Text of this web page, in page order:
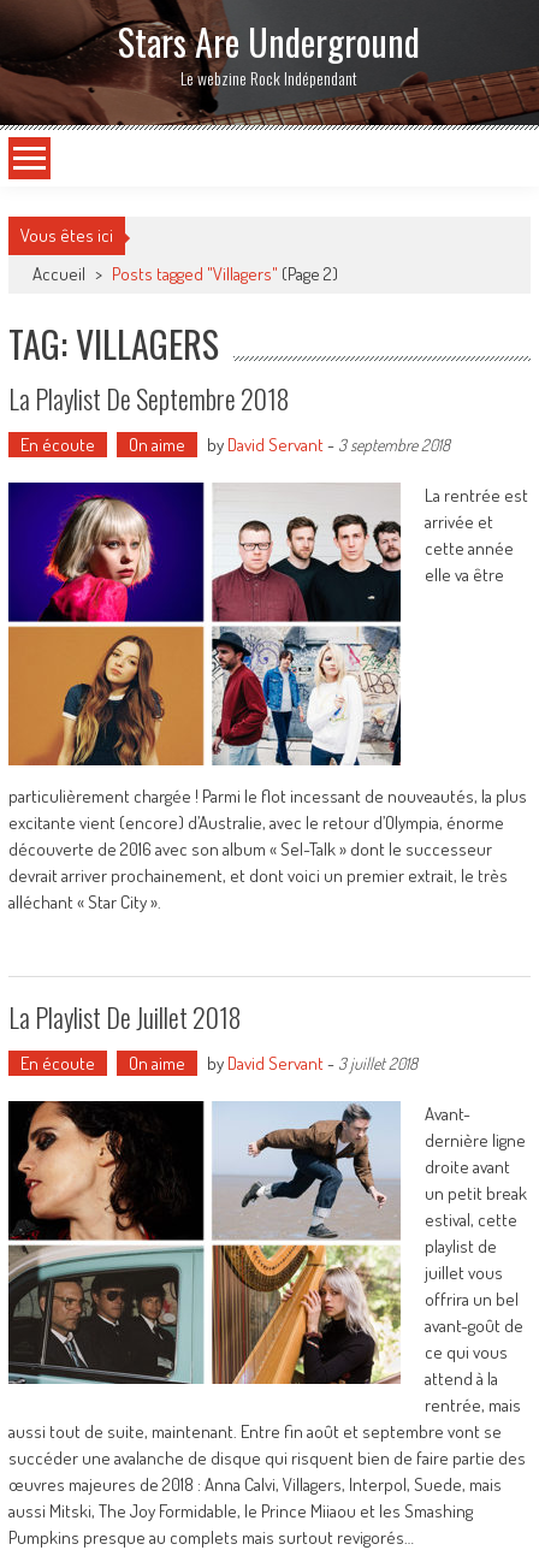
Stars Are Underground
Le webzine Rock Indépendant
Vous êtes ici
Accueil > Posts tagged "Villagers" (Page 2)
TAG: VILLAGERS
La Playlist De Septembre 2018
En écoute On aime by David Servant- 3 septembre 2018
La rentrée est
arrivée et
cette année
elle va être
particulièrement chargée ! Parmi le flot incessant de nouveautés, la plus
excitante vient (encore) d’Australie, avec le retour d’Olympia, énorme
découverte de 2016 avec son album « Sel-Talk » dont le successeur
devrait arriver prochainement, et dont voici un premier extrait, le très
alléchant « Star City ».
La Playlist De Juillet 2018
En écoute On aime by David Servant- 3 juillet 2018
Avant-
dernière ligne
droite avant
un petit break
estival, cette
playlist de
juillet vous
offrira un bel
avant-goût de
ce qui vous
attend à la
rentrée, mais
aussi tout de suite, maintenant. Entre fin août et septembre vont se
succéder une avalanche de disque qui risquent bien de faire partie des
œuvres majeures de 2018 : Anna Calvi, Villagers, Interpol, Suede, mais
aussi Mitski, The Joy Formidable, le Prince Miiaou et les Smashing
Pumpkins presque au complets mais surtout revigorés…